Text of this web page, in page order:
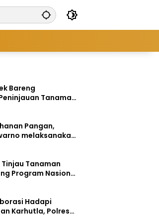
Bareng
Tanaman
Program
Pangan,
melaksanakan
Jagung
Tinjau Tanaman
Program Nasional
Hadapi
Karhutla, Polres
Apel Siaga